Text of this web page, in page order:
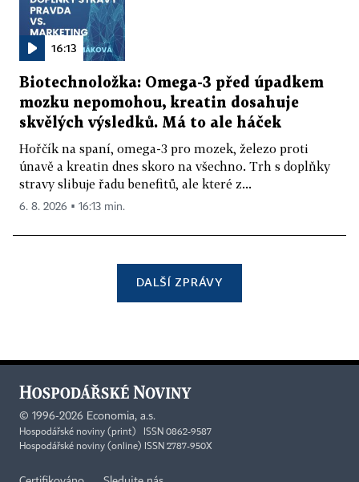
16:13
Biotechnoložka: Omega-3 před úpadkem
mozku nepomohou, kreatin dosahuje
skvělých výsledků. Má to ale háček
Hořčík na spaní, omega-3 pro mozek, železo proti
únavě a kreatin dnes skoro na všechno. Trh s doplňky
stravy slibuje řadu benefitů, ale které z...
6. 8. 2026 ▪ 16:13 min.
DALŠÍ ZPRÁVY
© 1996-2026 Economia, a.s.
Hospodářské noviny (print) ISSN 0862-9587
Hospodářské noviny (online) ISSN 2787-950X